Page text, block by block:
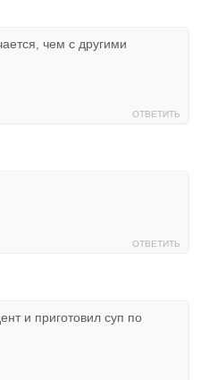
чем с другими
ОТВЕТИТЬ
ОТВЕТИТЬ
и приготовил суп по